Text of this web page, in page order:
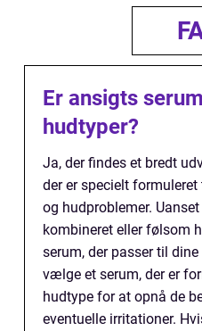
Er ansigts
hudtyper?
Ja, der findes et bredt
der er specielt
og hudproblemer.
kombineret eller følsom
serum, der passer til
vælge et serum, der er
hudtype for at opnå de
eventuelle irritationer.